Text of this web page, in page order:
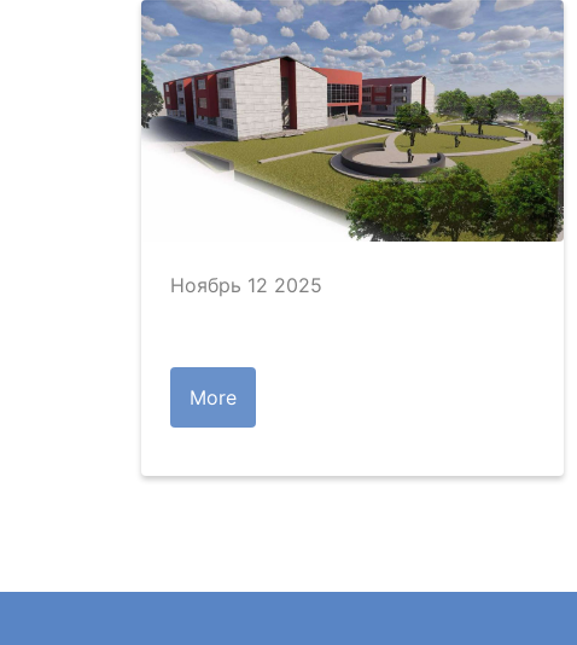
Ноябрь 12 2025
More